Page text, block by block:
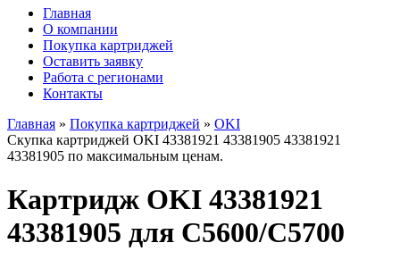
Главная
О компании
Покупка картриджей
Оставить заявку
Работа с регионами
Контакты
Главная » Покупка картриджей » OKI
Скупка картриджей OKI 43381921 43381905 43381921
43381905 по максимальным ценам.
Картридж OKI 43381921
43381905 для C5600/C5700